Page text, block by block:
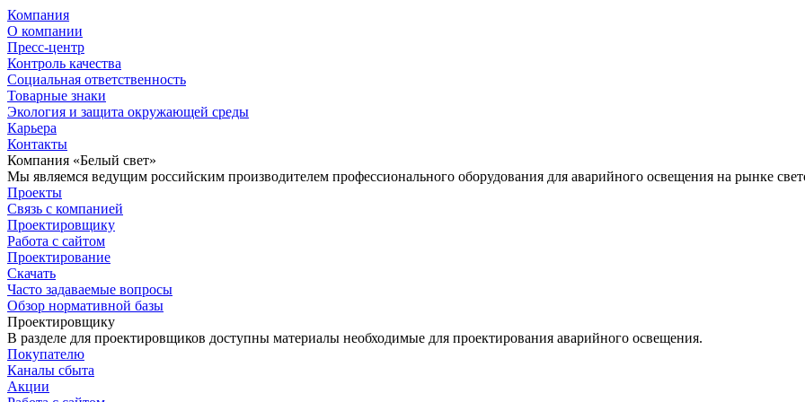
Компания
О компании
Пресс-центр
Контроль качества
Социальная ответственность
Товарные знаки
Экология и защита окружающей среды
Карьера
Контакты
Компания «Белый свет»
Мы являемся ведущим российским производителем профессионального оборудования для аварийного освещения на рынке
Проекты
Связь с компанией
Проектировщику
Работа с сайтом
Проектирование
Скачать
Часто задаваемые вопросы
Обзор нормативной базы
Проектировщику
В разделе для проектировщиков доступны материалы необходимые для проектирования аварийного освещения.
Покупателю
Каналы сбыта
Акции